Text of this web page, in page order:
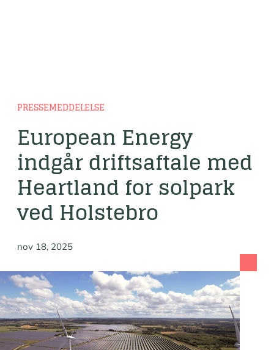
PRESSEMEDDELELSE
European Energy
indgår driftsaftale med
Heartland for solpark
ved Holstebro
nov 18, 2025